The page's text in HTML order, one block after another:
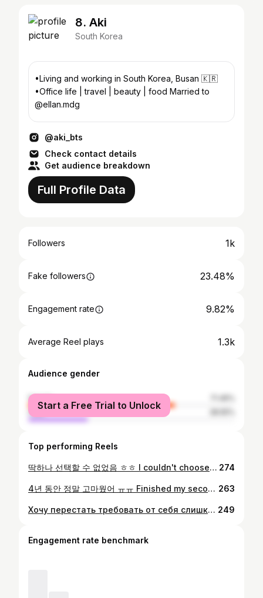
8. Aki
South Korea
•Living and working in South Korea, Busan 🇰🇷
•Office life | travel | beauty | food Married to
@ellan.mdg
@aki_bts
Check contact details
Get audience breakdown
Full Profile Data
Followers 1k
Fake followers 23.48%
Engagement rate 9.82%
Average Reel plays 1.3k
Audience gender
female
male
Start a Free Trial to Unlock
Top performing Reels
딱하나 선택할 수 없었음 ㅎㅎ I couldn't choose only one~ • #cherryblossom#벛꼬#hairstyle 274
4년 동안 정말 고마웠어 ㅠㅠ Finished my second chapter of life✨ • #graduation#graduate2021#bachelor#korea 263
Хочу перестать требовать от себя слишком многого и просто становиться лучшей версией себя в #2021 году ☆ этого уже будет вполне достаточно... • #newyear 249
Engagement rate benchmark